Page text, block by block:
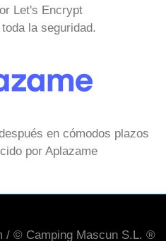
Let's Encrypt
la seguridad.
en cómodos plazos
por Aplazame
/ © Camping Mascun S.L. ®